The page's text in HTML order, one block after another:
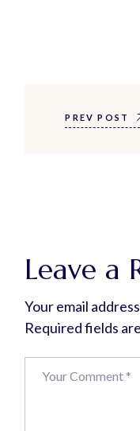
PREV POST
Leave a
Your email
Required fields